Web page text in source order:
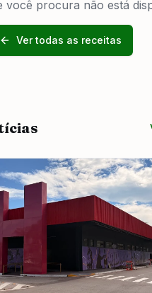
você procura não está
Ver todas as receitas